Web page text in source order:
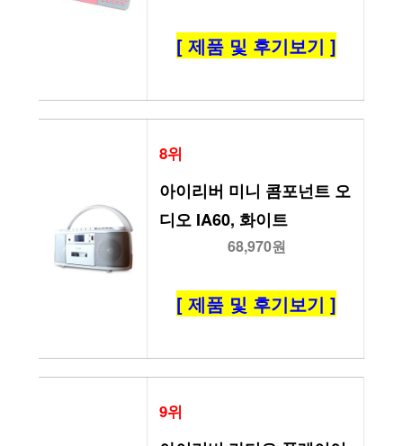
[ 제품 및 후기보기 ]
8위
아이리버 미니 콤포넌트 오
디오 IA60, 화이트
68,970원
[ 제품 및 후기보기 ]
9위